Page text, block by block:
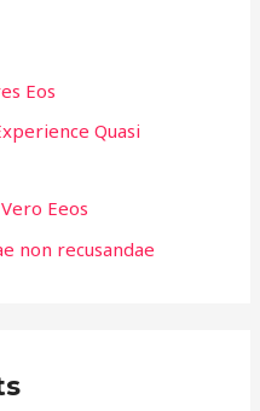
Eos
Quasi
Eeos
non recusandae